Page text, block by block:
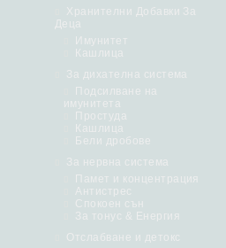
Хранителни Добавки За
Деца
Имунитет
Кашлица
За дихателна система
Подсилване на
имунитета
Простуда
Кашлица
Бели дробове
За нервна система
Памет и концентрация
Антистрес
Спокоен сън
За тонус & Енергия
Отслабване и детокс